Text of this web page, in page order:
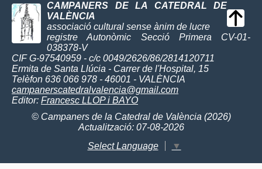
CAMPANERS DE LA CATEDRAL DE
VALÈNCIA
associació cultural sense ànim de lucre
registre Autonòmic Secció Primera CV-01-
038378-V
CIF G-97540959 - c/c 0049/2626/86/2814120711
Ermita de Santa Llúcia - Carrer de l'Hospital, 15
Telèfon 636 066 978 - 46001 - VALÈNCIA
campanerscatedralvalencia@gmail.com
Editor: Francesc LLOP i BAYO
© Campaners de la Catedral de València (2026)
Actualització: 07-08-2026
Select Language
▼